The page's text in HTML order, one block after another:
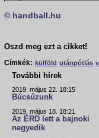
© handball.hu
Oszd meg ezt a cikket!
Címkék: külföld utánpótlás
További hírek
2019. május 22. 18:15
Búcsúzunk
2019. május 18. 18:21
Az ÉRD lett a bajnoki
negyedik